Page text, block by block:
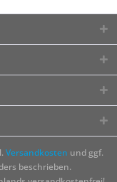
Versandkosten und ggf.
beschrieben.